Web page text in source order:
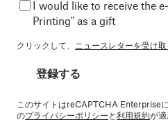
I would like to receive the
Printing" as a gift
クリックして、 ニュースレターを受け取
登録する
このサイトはreCAPTCHA Enterprise
のプライバシーポリシーと利用規約が適